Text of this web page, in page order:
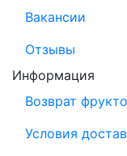
Вакансии
Отзывы
Информация
Возврат
Условия